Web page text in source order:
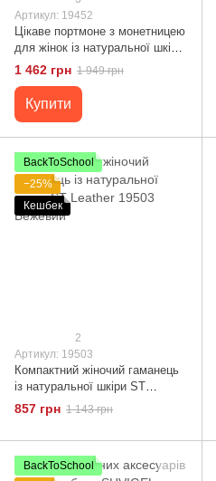
Артикул: 19452
Цікаве портмоне з монетницею
для жінок із натуральної шкіри
ST Leather 19452 Бежевий
1 462 грн 1 949 грн
Купити
BackToSchool
−25%
Кешбек
2
Артикул: 19503
Компактний жіночий гаманець
із натуральної шкіри ST
Leather 19503 Бежевий
857 грн 1 143 грн
BackToSchool